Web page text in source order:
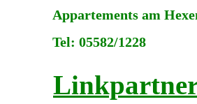
Appartements am
Tel: 05582/
Linkpartner